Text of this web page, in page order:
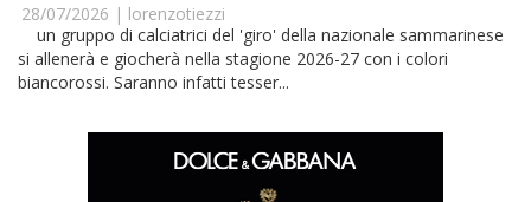
28/07/2026 | lorenzotiezzi
si allenerà e giocherà nella stagione 2026-27 con i colori
biancorossi. Saranno infatti tesser...